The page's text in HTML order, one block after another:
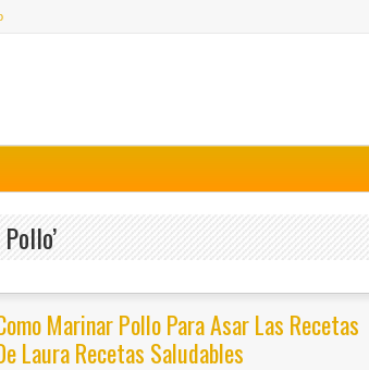
Marinar Pollo Para Asar Las Recetas
Laura Recetas Saludables